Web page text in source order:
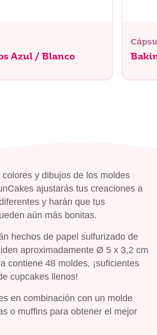
Azul / Blanco
y dibujos de los moldes
ajustarás tus creaciones a
y harán que tus
aún más bonitas.
hechos de papel sulfurizado de
aproximadamente Ø 5 x 3,2 cm
contiene 48 moldes, ¡suficientes
cupcakes llenos!
en combinación con un molde
o muffins para obtener el mejor